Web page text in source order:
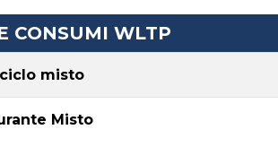
CONSUMI WLTP
misto
Misto